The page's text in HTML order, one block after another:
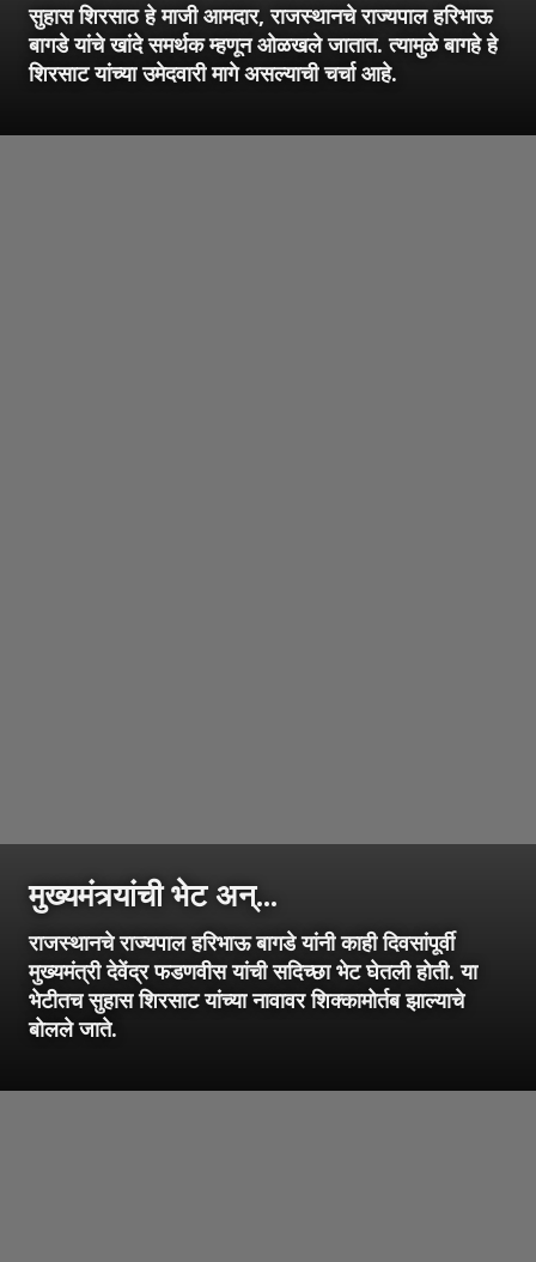
सुहास शिरसाठ हे माजी आमदार, राजस्थानचे राज्यपाल हरिभाऊ
बागडे यांचे खांदे समर्थक म्हणून ओळखले जातात. त्यामुळे बागहे हे
शिरसाट यांच्या उमेदवारी मागे असल्याची चर्चा आहे.
मुख्यमंत्र्यांची भेट अन्...
राजस्थानचे राज्यपाल हरिभाऊ बागडे यांनी काही दिवसांपूर्वी
मुख्यमंत्री देवेंद्र फडणवीस यांची सदिच्छा भेट घेतली होती. या
भेटीतच सुहास शिरसाट यांच्या नावावर शिक्कामोर्तब झाल्याचे
बोलले जाते.